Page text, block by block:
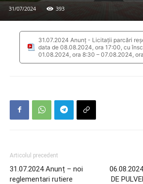
31/07/2024 393
31.07.2024 Anunț - Licitații parcări
data de 08.08.2024, ora 17:00, cu
01.08.2024, ora 8:30 – 07.08.2024,
Articolul precedent
31.07.2024 Anunț – noi
reglementari rutiere
DE